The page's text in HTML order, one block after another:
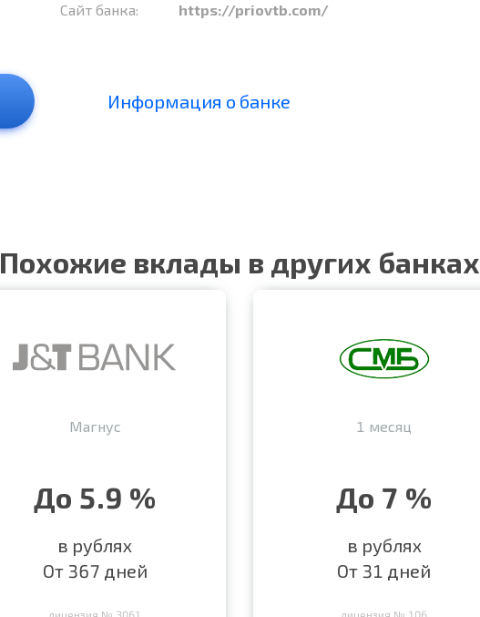
Сайт банка: https://priovtb.com/
Информация о банке
Похожие вклады в других банках
Магнус
До 5.9 %
в рублях
От 367 дней
лицензия № 3061
1 месяц
До 7 %
в рублях
От 31 дней
лицензия № 106